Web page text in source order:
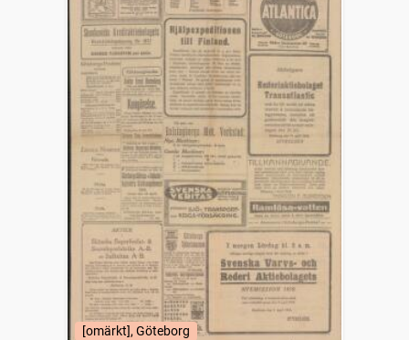
[omärkt], Göteborg